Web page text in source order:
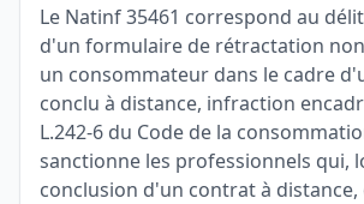
Le Natinf 35461 correspond au
d'un formulaire de rétractation
un consommateur dans le cadre
conclu à distance, infraction
L.242-6 du Code de la
sanctionne les professionnels qui,
conclusion d'un contrat à